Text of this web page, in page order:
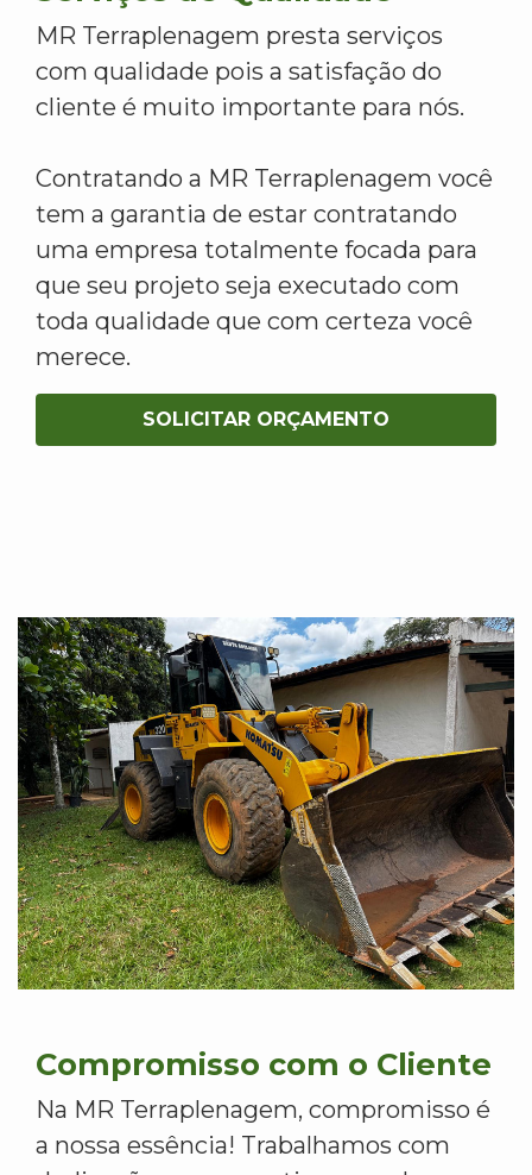
MR Terraplenagem presta serviços
com qualidade pois a satisfação do
cliente é muito importante para nós.
Contratando a MR Terraplenagem você
tem a garantia de estar contratando
uma empresa totalmente focada para
que seu projeto seja executado com
toda qualidade que com certeza você
merece.
SOLICITAR ORÇAMENTO
Compromisso com o Cliente
Na MR Terraplenagem, compromisso é
a nossa essência! Trabalhamos com